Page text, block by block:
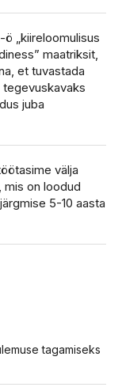
„kiireloomulisus
maatriksit,
et tuvastada
tegevuskavaks
juba
välja
on loodud
5-10 aasta
tagamiseks